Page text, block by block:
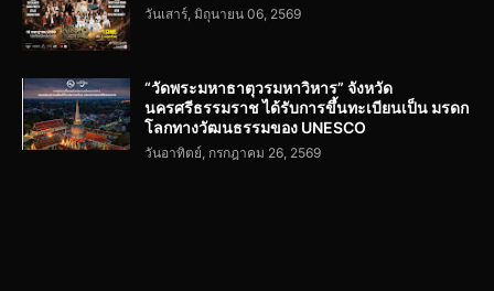
วันเสาร์, มิถุนายน 06, 2569
“วัดพระมหาธาตุวรมหาวิหาร” จังหวัด
นครศรีธรรมราช ได้รับการขึ้นทะเบียนเป็น มรดก
โลกทางวัฒนธรรมของ UNESCO
วันอาทิตย์, กรกฎาคม 26, 2569